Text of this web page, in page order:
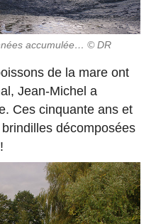
accumulée… © DR
de la mare ont
Jean-Michel a
Ces cinquante ans et
décomposées